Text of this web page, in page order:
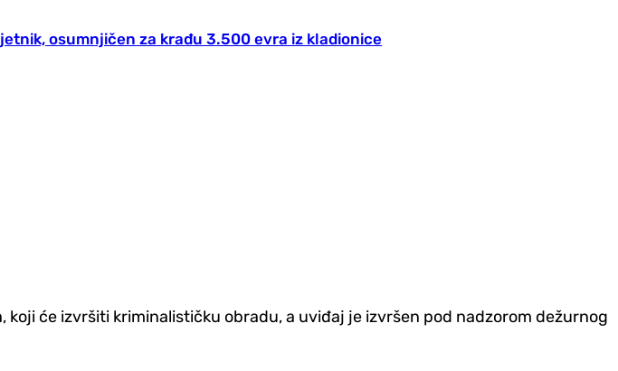
osumnjičen za krađu 3.500 evra iz kladionice
će izvršiti kriminalističku obradu, a uviđaj je izvršen pod nadzorom dežurnog